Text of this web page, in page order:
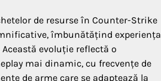
de resurse în Counter-Strike
îmbunătățind experiența
evoluție reflectă o
mai dinamic, cu frecvențe de
de arme care se adaptează la